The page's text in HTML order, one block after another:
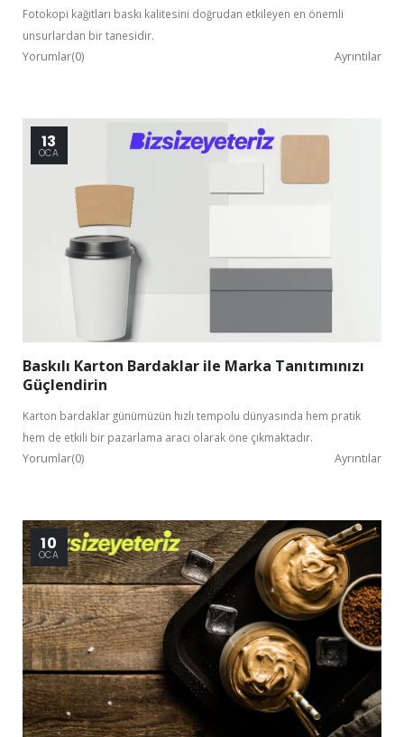
Fotokopi kağıtları baskı kalitesini doğrudan etkileyen en önemli
unsurlardan bir tanesidir.
Yorumlar(0) Ayrıntılar
13
OCA
Baskılı Karton Bardaklar ile Marka Tanıtımınızı
Güçlendirin
Karton bardaklar günümüzün hızlı tempolu dünyasında hem pratik
hem de etkili bir pazarlama aracı olarak öne çıkmaktadır.
Yorumlar(0) Ayrıntılar
10
OCA